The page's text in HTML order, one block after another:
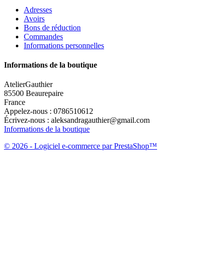
Adresses
Avoirs
Bons de réduction
Commandes
Informations personnelles
Informations de la boutique
AtelierGauthier
85500 Beaurepaire
France
Appelez-nous : 0786510612
Écrivez-nous : aleksandragauthier@gmail.com
Informations de la boutique
© 2026 - Logiciel e-commerce par PrestaShop™